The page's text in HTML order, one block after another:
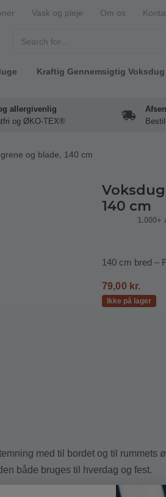
Vask og pleje Om os
Kraftig Gennemsigtig Voksdug
allergivenlig
og ØKO-TEX®
og blade, 140 cm
140 cm
1.000+
140 cm bred –
79,00 kr.
Ikke på lager
med til bordet og til
både bruges til hverdag og fest.